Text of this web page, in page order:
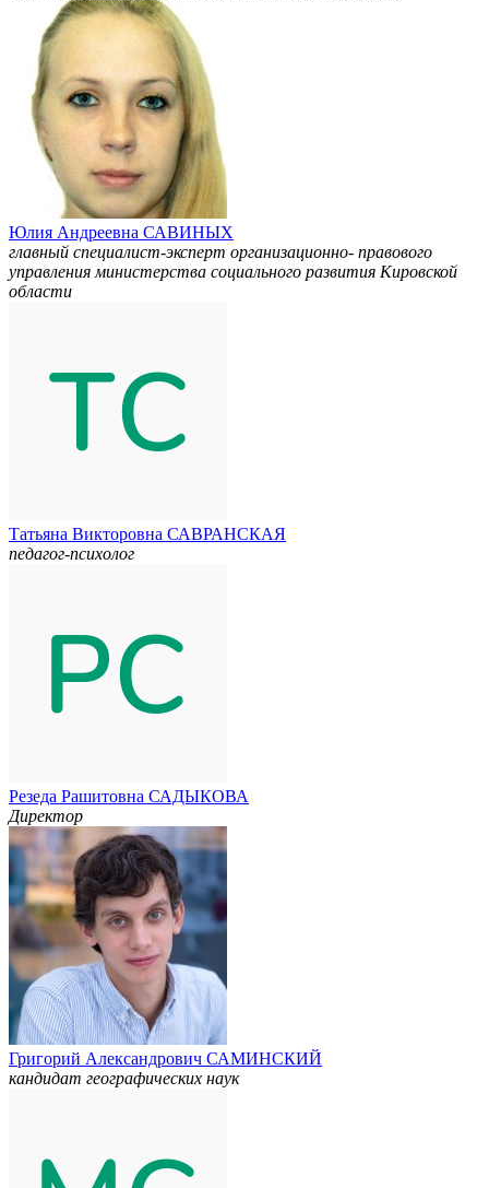
Юлия Андреевна САВИНЫХ
главный специалист-эксперт организационно- правового
управления министерства социального развития Кировской
области
Татьяна Викторовна САВРАНСКАЯ
педагог-психолог
Резеда Рашитовна САДЫКОВА
Директор
Григорий Александрович САМИНСКИЙ
кандидат географических наук